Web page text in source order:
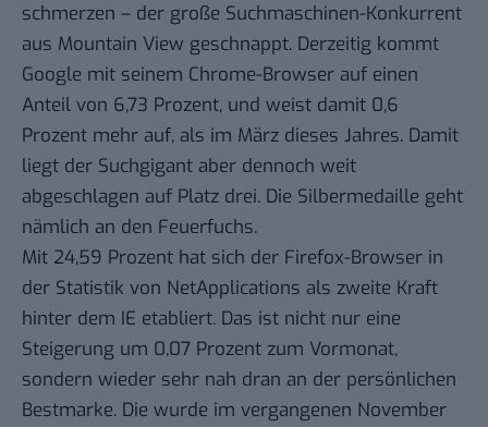
schmerzen – der große Suchmaschinen-Konkurrent
aus Mountain View geschnappt. Derzeitig kommt
Google mit seinem Chrome-Browser auf einen
Anteil von 6,73 Prozent, und weist damit 0,6
Prozent mehr auf, als im März dieses Jahres. Damit
liegt der Suchgigant aber dennoch weit
abgeschlagen auf Platz drei. Die Silbermedaille geht
nämlich an den Feuerfuchs.
Mit 24,59 Prozent hat sich der Firefox-Browser in
der Statistik von NetApplications als zweite Kraft
hinter dem IE etabliert. Das ist nicht nur eine
Steigerung um 0,07 Prozent zum Vormonat,
sondern wieder sehr nah dran an der persönlichen
Bestmarke. Die wurde im vergangenen November